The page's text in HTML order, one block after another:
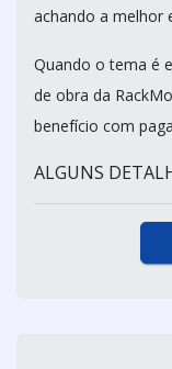
achando a melhor
Quando o tema é
de obra da
benefício com
ALGUNS